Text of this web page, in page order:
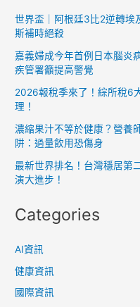
世界盃｜阿根廷3比2逆轉埃
斯補時絕殺
嘉義婦成今年首例日本腦炎
疾管署籲提高警覺
2026報稅季來了！綜所稅6
理！
濃縮果汁不等於健康？營養
阱：過量飲用恐傷身
最新世界排名！台灣穩居第
演大進步！
Categories
AI資訊
健康資訊
國際資訊